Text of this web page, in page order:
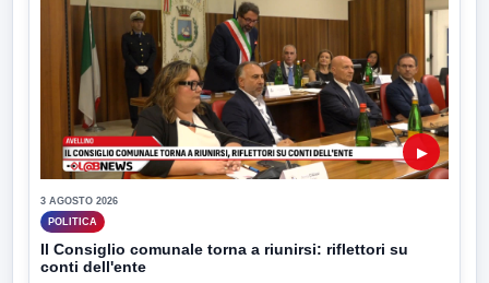
▶
3 AGOSTO 2026
POLITICA
Il Consiglio comunale torna a riunirsi: riflettori su
conti dell'ente